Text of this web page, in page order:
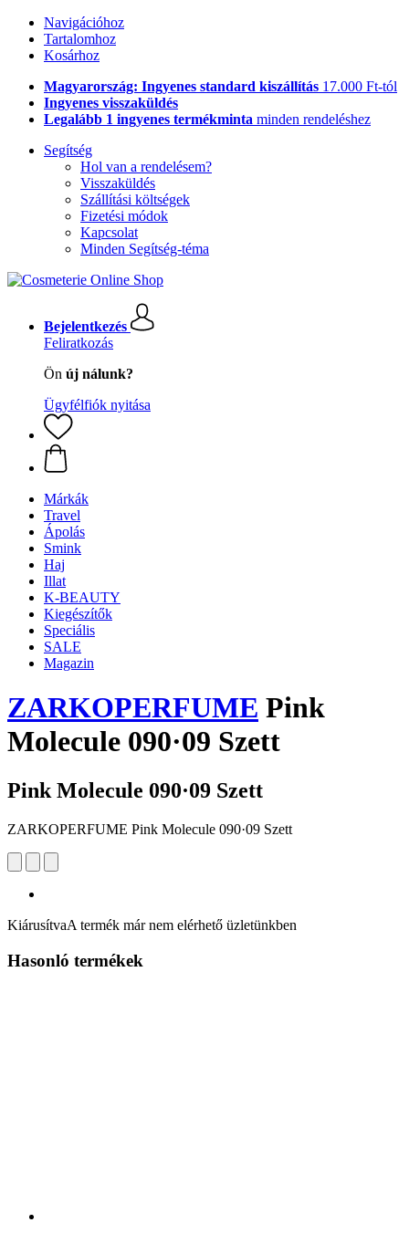
Navigációhoz
Tartalomhoz
Kosárhoz
Magyarország: Ingyenes standard kiszállítás 17.000 Ft-tól
Ingyenes visszaküldés
Legalább 1 ingyenes termékminta minden rendeléshez
Segítség
Hol van a rendelésem?
Visszaküldés
Szállítási költségek
Fizetési módok
Kapcsolat
Minden Segítség-téma
Bejelentkezés
Feliratkozás
Ön új nálunk?
Ügyfélfiók nyitása
Márkák
Travel
Ápolás
Smink
Haj
Illat
K-BEAUTY
Kiegészítők
Speciális
SALE
Magazin
ZARKOPERFUME Pink
Molecule 090·09 Szett
Pink Molecule 090·09 Szett
ZARKOPERFUME Pink Molecule 090·09 Szett
KiárusítvaA termék már nem elérhető üzletünkben
Hasonló termékek